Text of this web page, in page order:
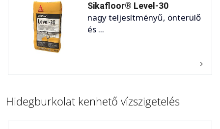
Sikafloor® Level-30
nagy teljesítményű, önterülő
és ...
Hidegburkolat kenhető vízszigetelés